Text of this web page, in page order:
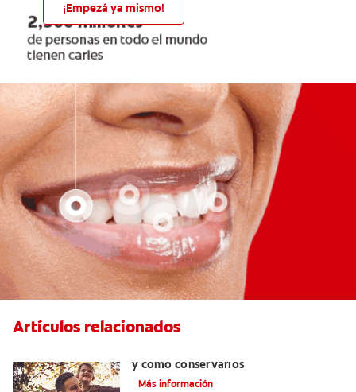
¡Empezá ya mismo!
Artículos relacionados
y cómo conservarlos
Más información